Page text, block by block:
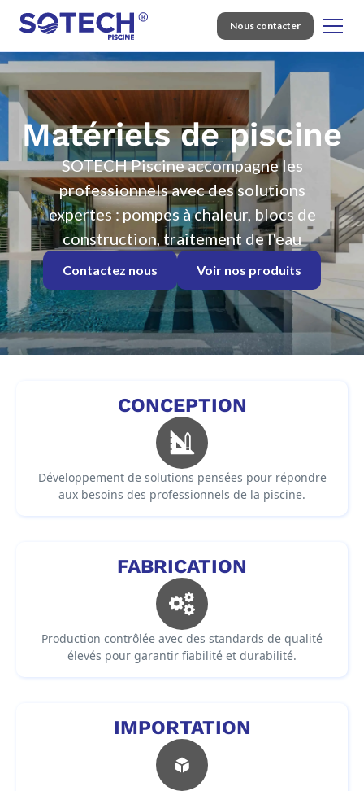
Nous contacter
Matériels de piscine
SOTECH Piscine accompagne les
professionnels avec des solutions
expertes : pompes à chaleur, blocs de
construction, traitement de l'eau
Contactez nous Voir nos produits
CONCEPTION
Développement de solutions pensées pour répondre
aux besoins des professionnels de la piscine.
FABRICATION
Production contrôlée avec des standards de qualité
élevés pour garantir fiabilité et durabilité.
IMPORTATION